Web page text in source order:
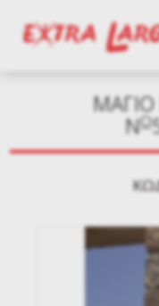
ΜΑΓΙΟ
ΝO